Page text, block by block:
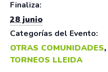
Finaliza:
28 junio
Categorías del Evento:
OTRAS COMUNIDADES,
TORNEOS LLEIDA